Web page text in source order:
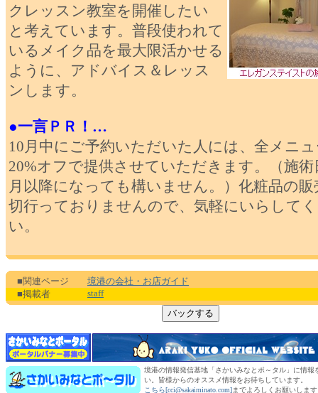
クレッスン教室を開催したい
と考えています。普段使われて
いるメイク品を最大限活かせる
ように、アドバイス＆レッス
ンします。
●一言ＰＲ！…
10月中にご予約いただいた人には、全メニ
20%オフで提供させていただきます。（施術
月以降になっても構いません。）化粧品の販
切行っておりませんので、気軽にいらして
い。
■関連ページ
境港の会社・お店ガイド
■掲載者
staff
境港の情報発信基地「さかいみなとポ～タル」に情報
い。皆様からのオススメ情報をお待ちしています。
こちら[cci@sakaiminato.com]までよろしくお願いしま